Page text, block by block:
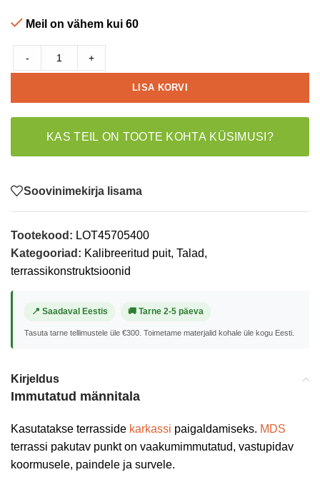
Meil on vähem kui 60
- +
LISA KORVI
KAS TEIL ON TOOTE KOHTA KÜSIMUSI?
Soovinimekirja lisama
Tootekood: LOT45705400
Kategooriad: Kalibreeritud puit, Talad,
terrassikonstruktsioonid
📍 Saadaval Eestis 🚚 Tarne 2-5 päeva
Tasuta tarne tellimustele üle €300. Toimetame materjalid kohale üle kogu Eesti.
Kirjeldus
Immutatud männitala
Kasutatakse terrasside karkassi paigaldamiseks. MDS
terrassi pakutav punkt on vaakumimmutatud, vastupidav
koormusele, paindele ja survele.